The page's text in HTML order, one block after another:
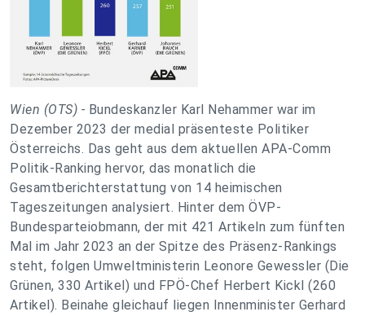
Wien (OTS) - Bundeskanzler Karl Nehammer war im
Dezember 2023 der medial präsenteste Politiker
Österreichs. Das geht aus dem aktuellen APA-Comm
Politik-Ranking hervor, das monatlich die
Gesamtberichterstattung von 14 heimischen
Tageszeitungen analysiert. Hinter dem ÖVP-
Bundesparteiobmann, der mit 421 Artikeln zum fünften
Mal im Jahr 2023 an der Spitze des Präsenz-Rankings
steht, folgen Umweltministerin Leonore Gewessler (Die
Grünen, 330 Artikel) und FPÖ-Chef Herbert Kickl (260
Artikel). Beinahe gleichauf liegen Innenminister Gerhard